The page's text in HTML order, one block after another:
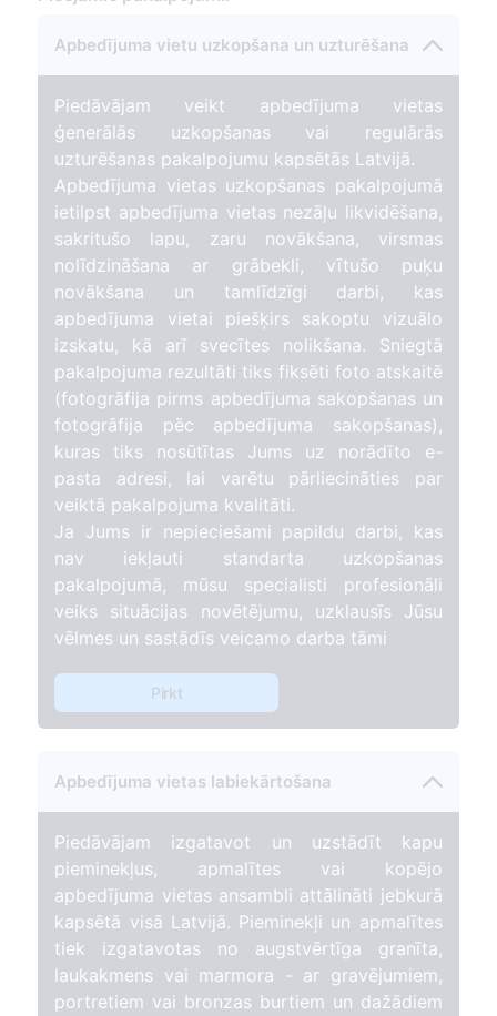
Apbedījuma vietu uzkopšana un uzturēšana
Piedāvājam veikt apbedījuma vietas
ģenerālās uzkopšanas vai regulārās
uzturēšanas pakalpojumu kapsētās Latvijā.
Apbedījuma vietas uzkopšanas pakalpojumā
ietilpst apbedījuma vietas nezāļu likvidēšana,
sakritušo lapu, zaru novākšana, virsmas
nolīdzināšana ar grābekli, vītušo puķu
novākšana un tamlīdzīgi darbi, kas
apbedījuma vietai piešķirs sakoptu vizuālo
izskatu, kā arī svecītes nolikšana. Sniegtā
pakalpojuma rezultāti tiks fiksēti foto atskaitē
(fotogrāfija pirms apbedījuma sakopšanas un
fotogrāfija pēc apbedījuma sakopšanas),
kuras tiks nosūtītas Jums uz norādīto e-
pasta adresi, lai varētu pārliecināties par
veiktā pakalpojuma kvalitāti.
Ja Jums ir nepieciešami papildu darbi, kas
nav iekļauti standarta uzkopšanas
pakalpojumā, mūsu specialisti profesionāli
veiks situācijas novētējumu, uzklausīs Jūsu
vēlmes un sastādīs veicamo darba tāmi
Pirkt
Apbedījuma vietas labiekārtošana
Piedāvājam izgatavot un uzstādīt kapu
pieminekļus, apmalītes vai kopējo
apbedījuma vietas ansambli attālināti jebkurā
kapsētā visā Latvijā. Pieminekļi un apmalītes
tiek izgatavotas no augstvērtīga granīta,
laukakmens vai marmora - ar gravējumiem,
portretiem vai bronzas burtiem un dažādiem